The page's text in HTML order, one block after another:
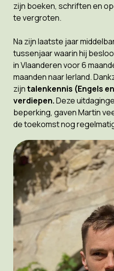
zijn boeken, schriften en
te vergroten.
Na zijn laatste jaar
tussenjaar waarin hij
in Vlaanderen voor 6
maanden naar Ierland.
zijntalenkennis (Engels
verdiepen.Deze
beperking, gaven Martin
de toekomst nog